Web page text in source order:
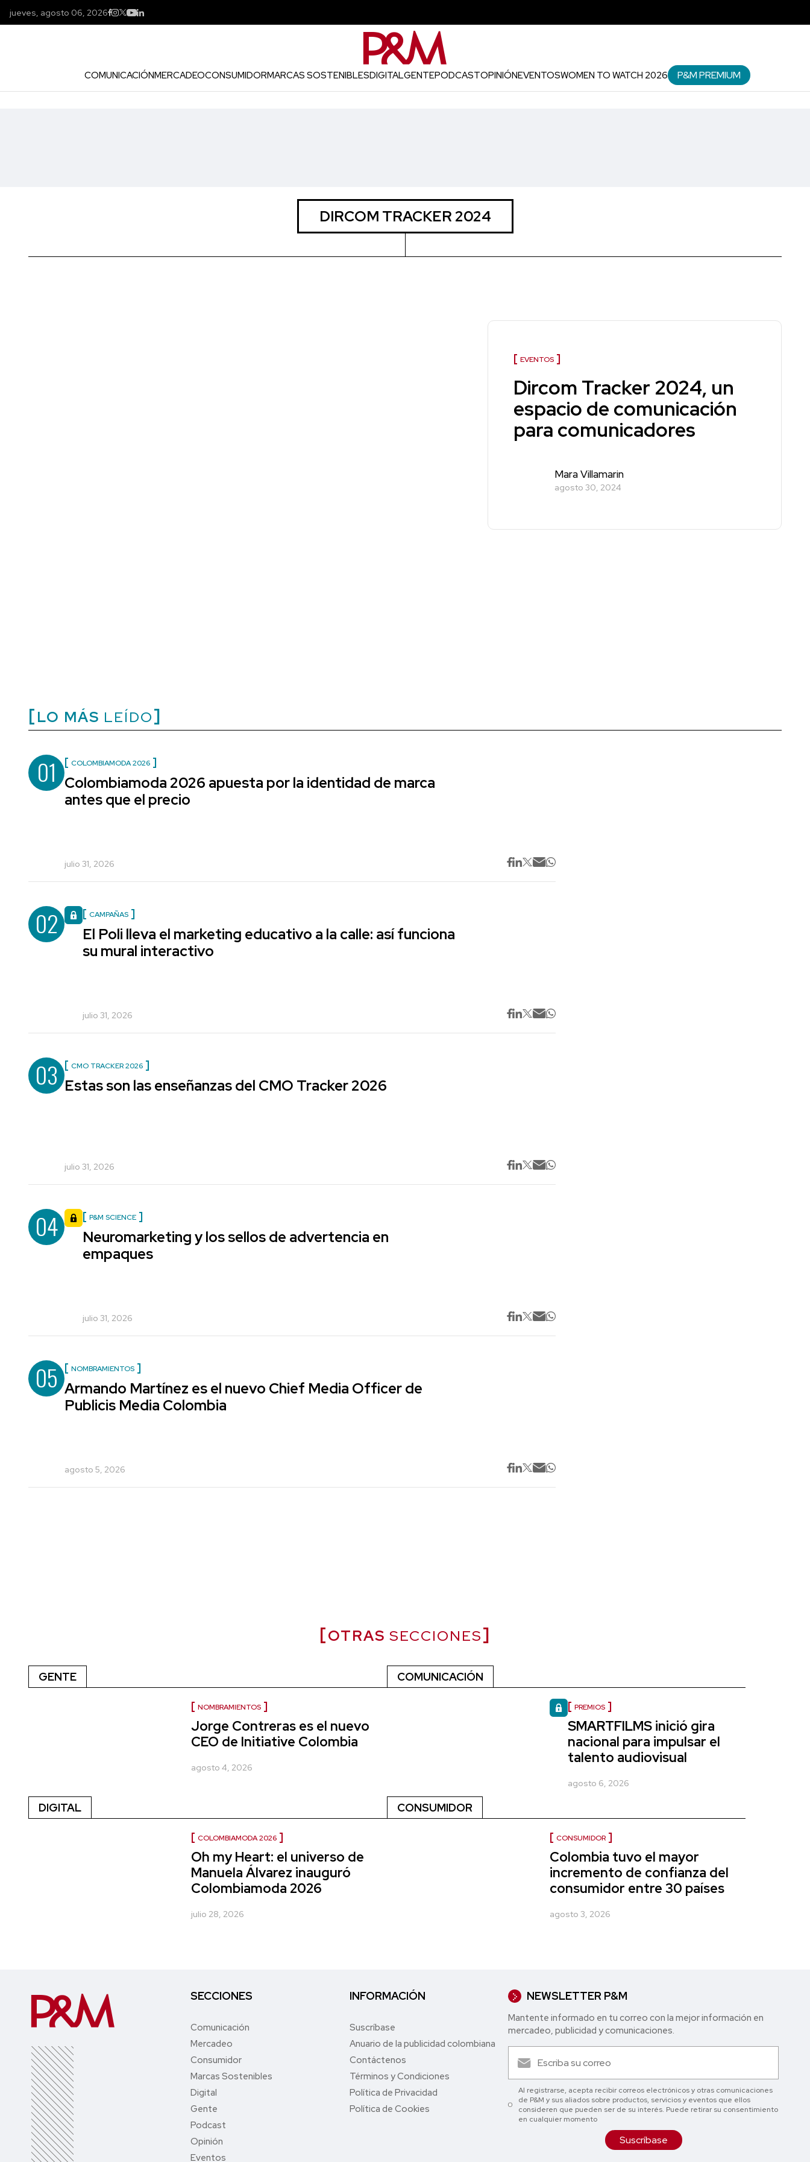
jueves, agosto 06, 2026
COMUNICACIÓNMERCADEOCONSUMIDORMARCAS SOSTENIBLESDIGITALGENTEPODCASTOPINIÓNEVENTOSWOMEN TO WATCH 2026 P&M PREMIUM
DIRCOM TRACKER 2024
EVENTOS
Dircom Tracker 2024, un
espacio de comunicación
para comunicadores
Mara Villamarin
agosto 30, 2024
LO MÁS LEÍDO
01 COLOMBIAMODA 2026
Colombiamoda 2026 apuesta por la identidad de marca
antes que el precio
julio 31, 2026
02 CAMPAÑAS
El Poli lleva el marketing educativo a la calle: así funciona
su mural interactivo
julio 31, 2026
03 CMO TRACKER 2026
Estas son las enseñanzas del CMO Tracker 2026
julio 31, 2026
04 P&M SCIENCE
Neuromarketing y los sellos de advertencia en
empaques
julio 31, 2026
05 NOMBRAMIENTOS
Armando Martínez es el nuevo Chief Media Officer de
Publicis Media Colombia
agosto 5, 2026
OTRAS SECCIONES
GENTE
NOMBRAMIENTOS
Jorge Contreras es el nuevo
CEO de Initiative Colombia
agosto 4, 2026
COMUNICACIÓN
PREMIOS
SMARTFILMS inició gira
nacional para impulsar el
talento audiovisual
agosto 6, 2026
DIGITAL
COLOMBIAMODA 2026
Oh my Heart: el universo de
Manuela Álvarez inauguró
Colombiamoda 2026
julio 28, 2026
CONSUMIDOR
CONSUMIDOR
Colombia tuvo el mayor
incremento de confianza del
consumidor entre 30 países
agosto 3, 2026
SECCIONES
Comunicación
Mercadeo
Consumidor
Marcas Sostenibles
Digital
Gente
Podcast
Opinión
Eventos
INFORMACIÓN
Suscríbase
Anuario de la publicidad colombiana
Contáctenos
Términos y Condiciones
Política de Privacidad
Política de Cookies
NEWSLETTER P&M
Mantente informado en tu correo con la mejor in formación en
mercadeo, publicidad y comunicaciones.
Al registrarse, acepta recibir correos electrónicos y otras comunicaciones
de P&M y sus aliados sobre productos, servicios y eventos que ellos
consideren que pueden ser de su interés. Puede retirar su consentimiento
en cualquier momento
Suscríbase